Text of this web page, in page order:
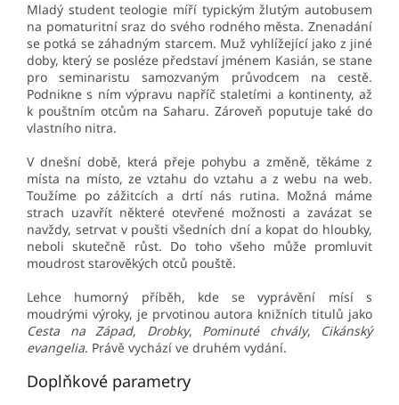
Mladý student teologie míří typickým žlutým autobusem
na pomaturitní sraz do svého rodného města. Znenadání
se potká se záhadným starcem. Muž vyhlížející jako z jiné
doby, který se posléze představí jménem Kasián, se stane
pro seminaristu samozvaným průvodcem na cestě.
Podnikne s ním výpravu napříč staletími a kontinenty, až
k pouštním otcům na Saharu. Zároveň poputuje také do
vlastního nitra.
V dnešní době, která přeje pohybu a změně, těkáme z
místa na místo, ze vztahu do vztahu a z webu na web.
Toužíme po zážitcích a drtí nás rutina. Možná máme
strach uzavřít některé otevřené možnosti a zavázat se
navždy, setrvat v poušti všedních dní a kopat do hloubky,
neboli skutečně růst. Do toho všeho může promluvit
moudrost starověkých otců pouště.
Lehce humorný příběh, kde se vyprávění mísí s
moudrými výroky, je prvotinou autora knižních titulů jako
Cesta na Západ, Drobky, Pominuté chvály,
Cikánský
evangelia. Právě vychází ve druhém vydání.
Doplňkové parametry